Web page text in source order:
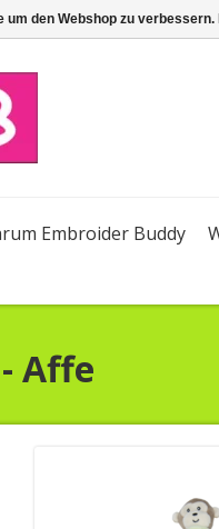
Embroider Buddy
Affe
den Webshop zu